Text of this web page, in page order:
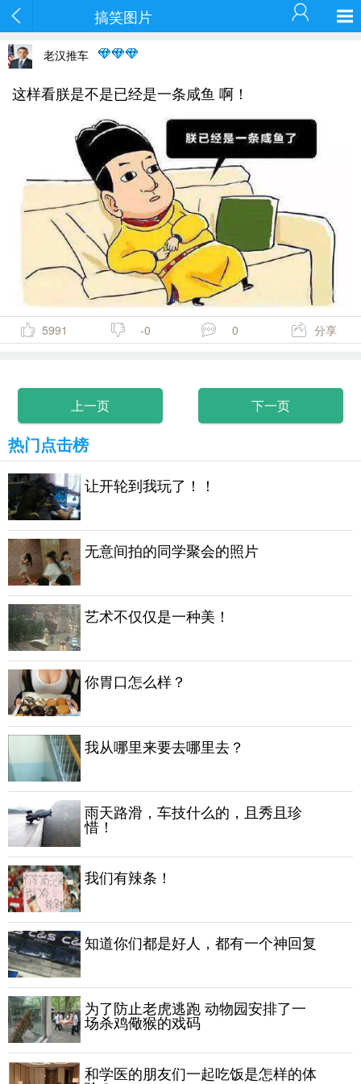
搞笑图片
老汉推车
这样看朕是不是已经是一条咸鱼 啊！
5991 -0 0 分享
上一页 下一页
热门点击榜
让开轮到我玩了！！
无意间拍的同学聚会的照片
艺术不仅仅是一种美！
你胃口怎么样？
我从哪里来要去哪里去？
雨天路滑，车技什么的，且秀且珍
惜！
我们有辣条！
知道你们都是好人，都有一个神回复
为了防止老虎逃跑 动物园安排了一
场杀鸡儆猴的戏码
和学医的朋友们一起吃饭是怎样的体